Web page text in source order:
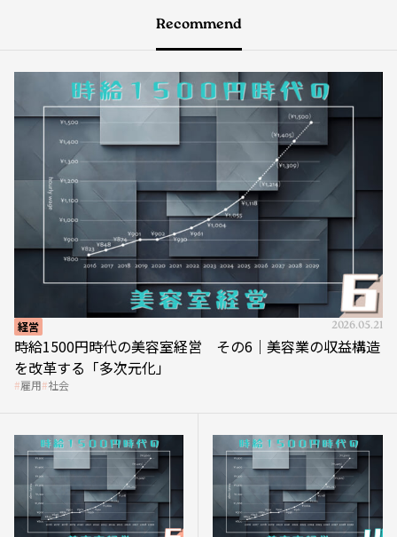
Recommend
経営 2026.05.21
時給1500円時代の美容室経営 その6｜美容業の収益構造
を改革する「多次元化」
雇用 社会